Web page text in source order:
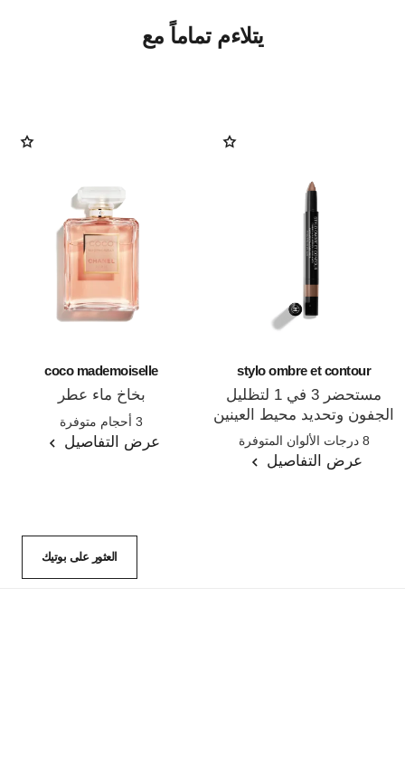
يتلاءم تماماً مع
stylo ombre et contour
مستحضر 3 في 1 لتظليل
الجفون وتحديد محيط العينين
ورسمه
المرجع 182212
8 درجات الألوان المتوفرة
عرض التفاصيل
coco mademoiselle
بخاخ ماء عطر
3 أحجام متوفرة
عرض التفاصيل
العثور على بوتيك